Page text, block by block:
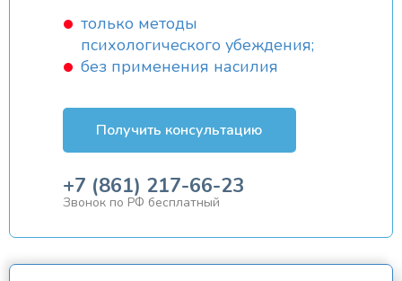
только методы
психологического убеждения;
без применения насилия
Получить консультацию
+7 (861) 217-66-23
Звонок по РФ бесплатный